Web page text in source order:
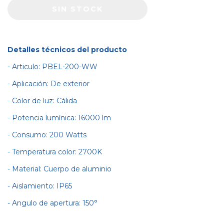
Detalles técnicos del producto
- Articulo: PBEL-200-WW
- Aplicación: De exterior
- Color de luz: Cálida
- Potencia lumínica: 16000 lm
- Consumo: 200 Watts
- Temperatura color: 2700K
- Material: Cuerpo de aluminio
- Aislamiento: IP65
- Angulo de apertura: 150°